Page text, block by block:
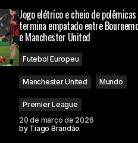
Jogo elétrico e cheio de polêmicas
termina empatado entre
e Manchester United
Futebol Europeu
Manchester United Mundo
Premier League
20 de março de 2026
by Tiago Brandão